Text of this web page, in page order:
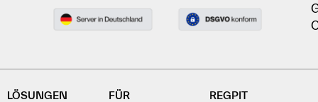
LÖSUNGEN
FÜR
REGPIT